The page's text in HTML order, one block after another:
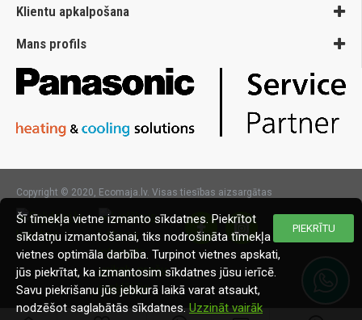
Klientu apkalpošana
Mans profils
Copyright © 2020, Ecomaja.lv. Visas tiesības aizsargātas
PIEKRĪTU
Šī tīmekļa vietne izmanto sīkdatnes. Piekrītot
sīkdatņu izmantošanai, tiks nodrošināta tīmekļa
vietnes optimāla darbība. Turpinot vietnes apskati,
jūs piekrītat, ka izmantosim sīkdatnes jūsu ierīcē.
Savu piekrišanu jūs jebkurā laikā varat atsaukt,
nodzēšot saglabātās sīkdatnes. Uzzināt vairāk